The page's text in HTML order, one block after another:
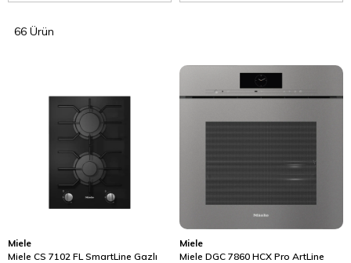
66 Ürün
Miele
Miele CS 7102 FL SmartLine Gazlı
Miele
Miele DGC 7860 HCX Pro ArtLine